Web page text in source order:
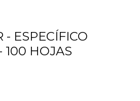
- ESPECÍFICO
100 HOJAS